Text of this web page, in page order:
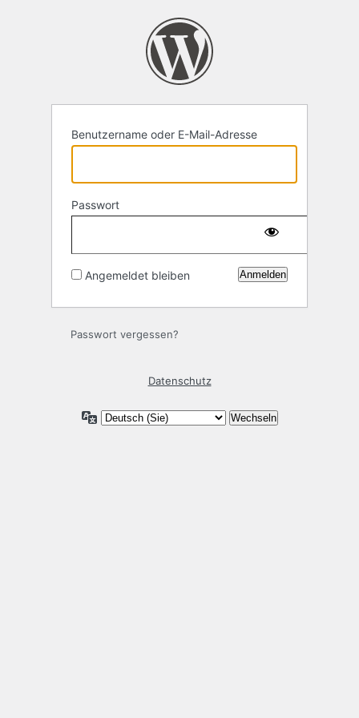
Benutzername oder E-Mail-Adresse
Passwort
Angemeldet bleiben
Passwort vergessen?
Datenschutz
Sprache